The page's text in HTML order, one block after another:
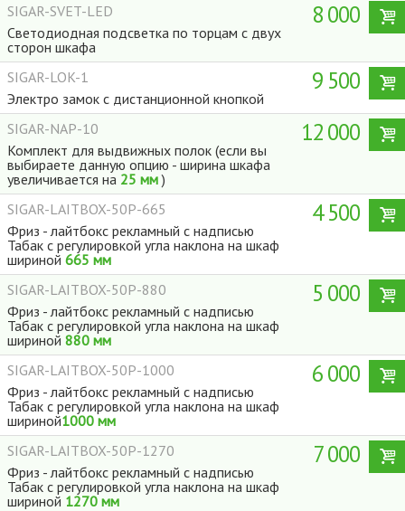
Dispensers
SIGAR-SVET-LED
Светодиодная подсветка по торцам с двух
сторон шкафа
8 000
SIGAR-LOK-1
Электро замок с дистанционной кнопкой
9 500
SIGAR-NAP-10
Комплект для выдвижных полок (если вы
выбираете данную опцию - ширина шкафа
увеличивается на 25 мм)
12 000
SIGAR-LAITBOX-50P-665
Фриз - лайтбокс рекламный с надписью
Табак с регулировкой угла наклона на шкаф
шириной 665 мм
4 500
SIGAR-LAITBOX-50P-880
Фриз - лайтбокс рекламный с надписью
Табак с регулировкой угла наклона на шкаф
шириной 880 мм
5 000
SIGAR-LAITBOX-50P-1000
Фриз - лайтбокс рекламный с надписью
Табак с регулировкой угла наклона на шкаф
шириной1000 мм
6 000
SIGAR-LAITBOX-50P-1270
Фриз - лайтбокс рекламный с надписью
Табак с регулировкой угла наклона на шкаф
шириной 1270 мм
7 000